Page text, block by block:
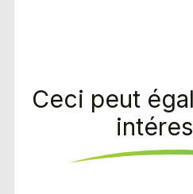
Ceci peut